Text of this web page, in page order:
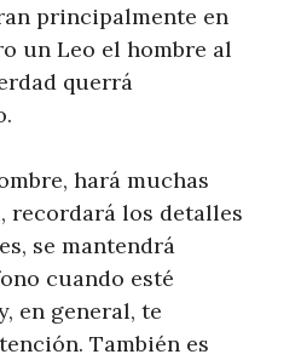
principalmente en
un Leo el hombre al
querrá
hará muchas
recordará los detalles
se mantendrá
cuando esté
en general, te
También es